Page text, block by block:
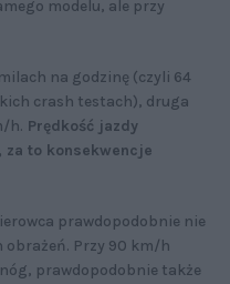
modelu, ale przy
na godzinę (czyli 64
crash testach), druga
h. Prędkość jazdy
za to konsekwencje
prawdopodobnie nie
obrażeń. Przy 90 km/h
prawdopodobnie także